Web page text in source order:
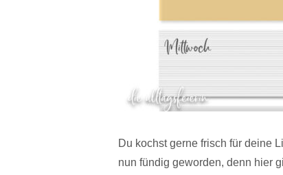
Du kochst gerne frisch für deine
nun fündig geworden, denn hier